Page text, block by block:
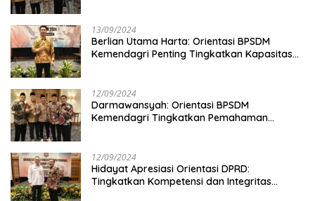
13/09/2024
Berlian Utama Harta: Orientasi BPSDM
Kemendagri Penting Tingkatkan Kapasitas
12/09/2024
Darmawansyah: Orientasi BPSDM
Kemendagri Tingkatkan Pemahaman
12/09/2024
Hidayat Apresiasi Orientasi DPRD:
Tingkatkan Kompetensi dan Integritas